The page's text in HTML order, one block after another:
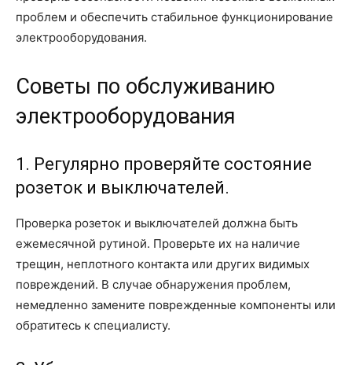
проблем и обеспечить стабильное функционирование
электрооборудования.
Советы по обслуживанию
электрооборудования
1. Регулярно проверяйте состояние
розеток и выключателей.
Проверка розеток и выключателей должна быть
ежемесячной рутиной. Проверьте их на наличие
трещин, неплотного контакта или других видимых
повреждений. В случае обнаружения проблем,
немедленно замените поврежденные компоненты или
обратитесь к специалисту.